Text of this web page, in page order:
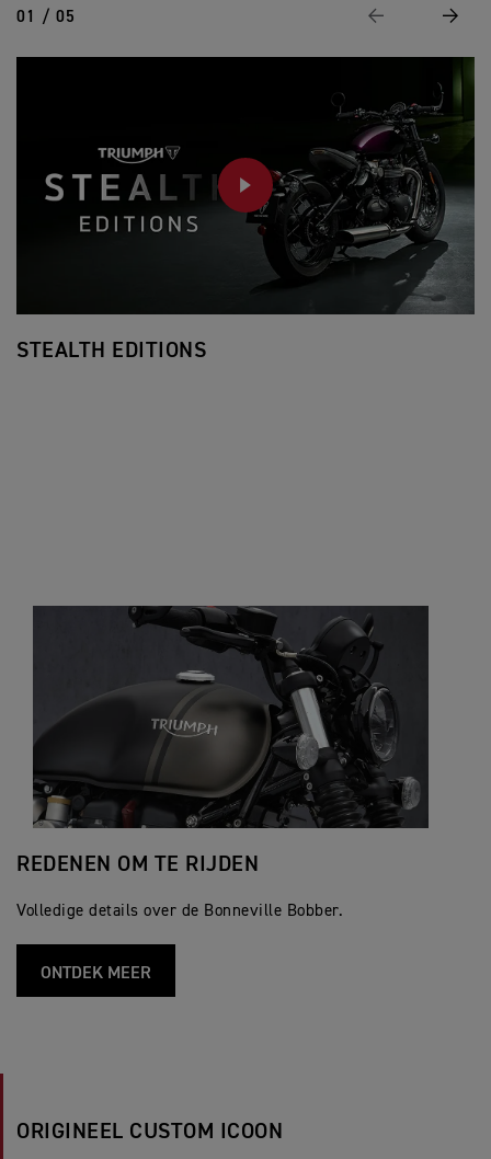
01 / 05 Vorige
PLAY
STEALTH EDITIONS
REDENEN OM TE RIJDEN
Volledige details over de Bonneville Bobber.
ONTDEK MEER
ORIGINEEL CUSTOM ICOON